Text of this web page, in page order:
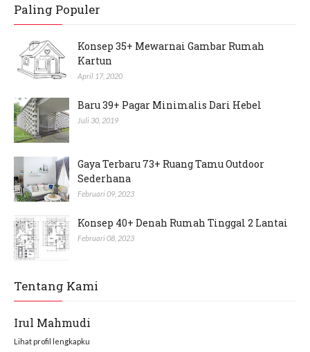
Paling Populer
Konsep 35+ Mewarnai Gambar Rumah
Kartun
April 17, 2020
Baru 39+ Pagar Minimalis Dari Hebel
Juli 30, 2019
Gaya Terbaru 73+ Ruang Tamu Outdoor
Sederhana
Februari 09, 2023
Konsep 40+ Denah Rumah Tinggal 2 Lantai
Februari 08, 2023
Tentang Kami
Irul Mahmudi
Lihat profil lengkapku